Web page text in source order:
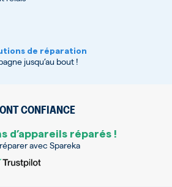
de réparation
jusqu’au bout !
CONFIANCE
d’appareils réparés !
avec Spareka